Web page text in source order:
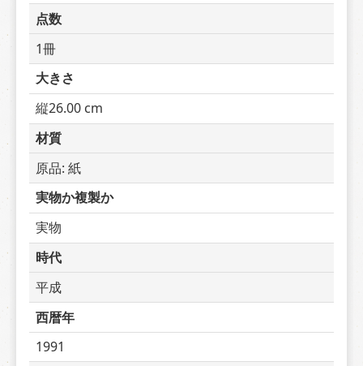
点数
1冊
大きさ
縦26.00 cm
材質
原品: 紙
実物か複製か
実物
時代
平成
西暦年
1991